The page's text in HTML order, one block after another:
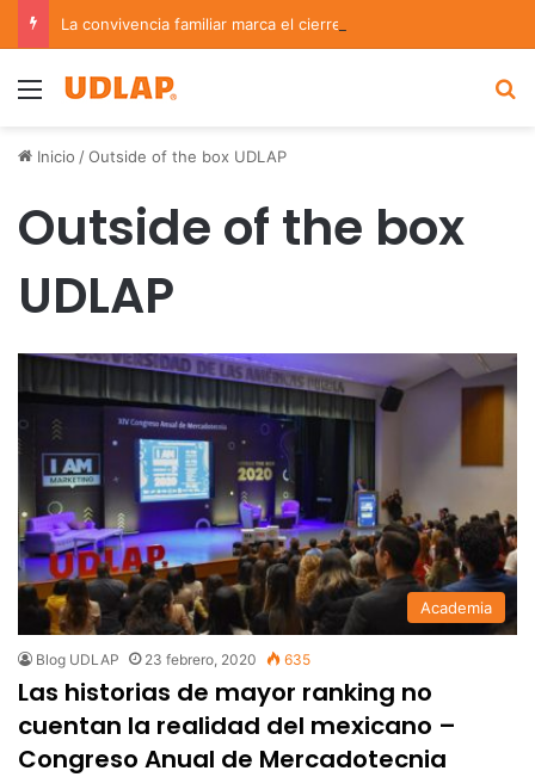
Menu
Inicio /Outside of the box UDLAP
Outside of the box
UDLAP
Academia
Blog UDLAP 23 febrero, 2020 635
Las historias de mayor ranking no
cuentan la realidad del mexicano –
Congreso Anual de Mercadotecnia